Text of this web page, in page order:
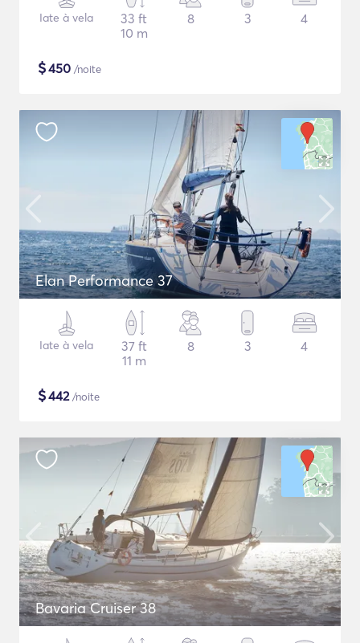
Iate à vela
33 ft
10 m
8 3 4
$450 /noite
Elan Performance 37
Iate à vela
37 ft
11 m
8 3 4
$442/noite
Bavaria Cruiser 38